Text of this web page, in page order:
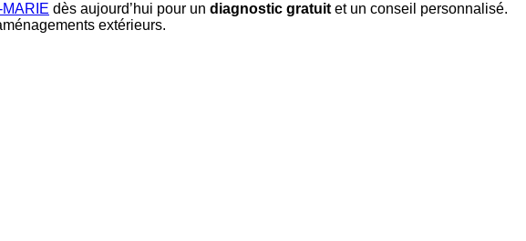
dès aujourd’hui pour un diagnostic gratuit et un conseil personnalisé.
extérieurs.